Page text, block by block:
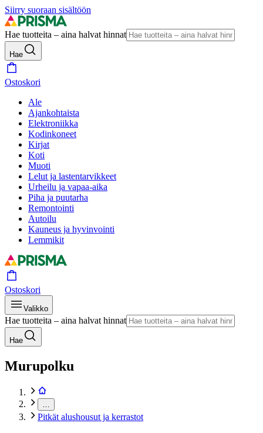
Siirry suoraan sisältöön
Hae tuotteita – aina halvat hinnat
Hae
Ostoskori
Ale
Ajankohtaista
Elektroniikka
Kodinkoneet
Kirjat
Koti
Muoti
Lelut ja lastentarvikkeet
Urheilu ja vapaa-aika
Piha ja puutarha
Remontointi
Autoilu
Kauneus ja hyvinvointi
Lemmikit
Ostoskori
Valikko
Hae tuotteita – aina halvat hinnat
Hae
Murupolku
Pitkät alushousut ja kerrastot